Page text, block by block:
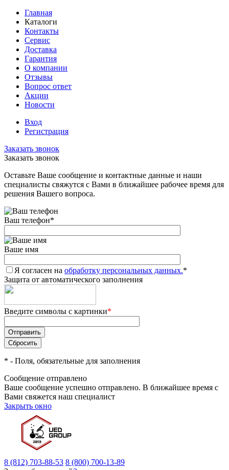
Главная
Каталоги
Контакты
Сервис
Доставка
Гарантия
О компании
Отзывы
Вопрос ответ
Акции
Новости
Вход
Регистрация
Заказать звонок
Заказать звонок
Оставьте Ваше сообщение и контактные данные и наши
специалисты свяжутся с Вами в ближайшее рабочее время для
решения Вашего вопроса.
Ваш телефон*
Ваше имя
Я согласен на обработку персональных данных.*
Защита от автоматического заполнения
Введите символы с картинки*
* - Поля, обязательные для заполнения
Сообщение отправлено
Ваше сообщение успешно отправлено. В ближайшее время с
Вами свяжется наш специалист
Закрыть окно
8 (812) 703-88-53 8 (800) 700-13-89